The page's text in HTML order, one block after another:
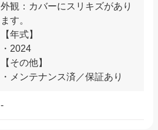
外観：カバーにスリキズがあり
ます。
【年式】
・2024
【その他】
・メンテナンス済／保証あり
-